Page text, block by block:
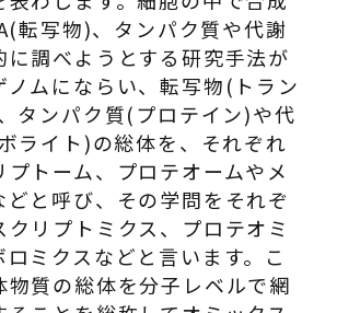
転写物)、タンパク質や代謝
に調べようとする研究手法が
ノムにならい、転写物(トラン
タンパク質(プロテイン)や代
ライト)の総体を、それぞれ
プトーム、プロテオームやメ
どと呼び、その学問をそれぞ
クリプトミクス、プロテオミ
ロミクスなどと言います。こ
物質の総体を分子レベルで網